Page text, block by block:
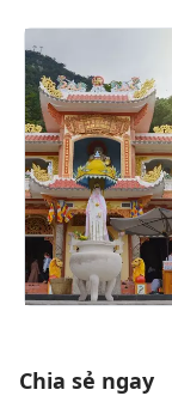
Chia sẻ ngay